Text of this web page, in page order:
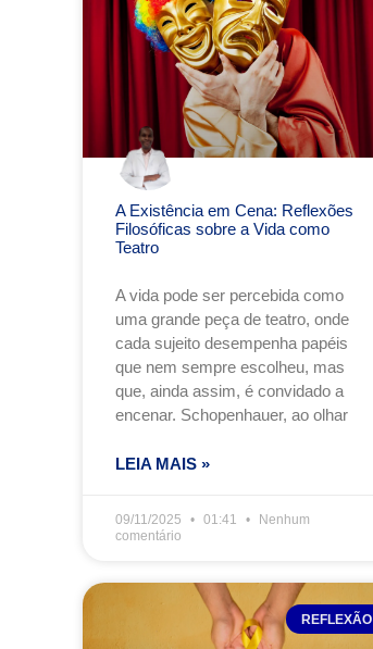
A Existência em Cena: Reflexões
Filosóficas sobre a Vida como
Teatro
A vida pode ser percebida como
uma grande peça de teatro, onde
cada sujeito desempenha papéis
que nem sempre escolheu, mas
que, ainda assim, é convidado a
encenar. Schopenhauer, ao olhar
LEIA MAIS »
09/11/2025 01:41
Nenhum
comentário
REFLEXÃO